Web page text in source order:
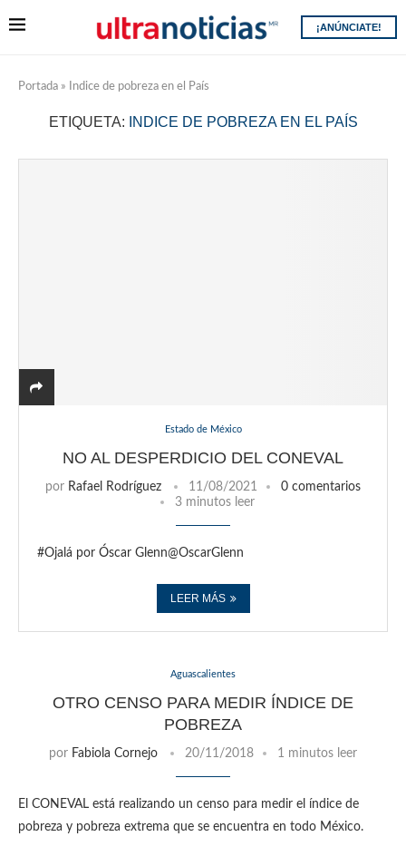
¡ANÚNCIATE!
Portada » Indice de pobreza en el País
ETIQUETA: INDICE DE POBREZA EN EL PAÍS
Estado de México
NO AL DESPERDICIO DEL CONEVAL
por Rafael Rodríguez 11/08/2021
0 comentarios
3 minutos leer
#Ojalá por Óscar Glenn@OscarGlenn
LEER MÁS
Aguascalientes
OTRO CENSO PARA MEDIR ÍNDICE DE
POBREZA
por Fabiola Cornejo 20/11/2018 1 minutos leer
El CONEVAL está realizando un censo para medir el índice de
pobreza y pobreza extrema que se encuentra en todo México.